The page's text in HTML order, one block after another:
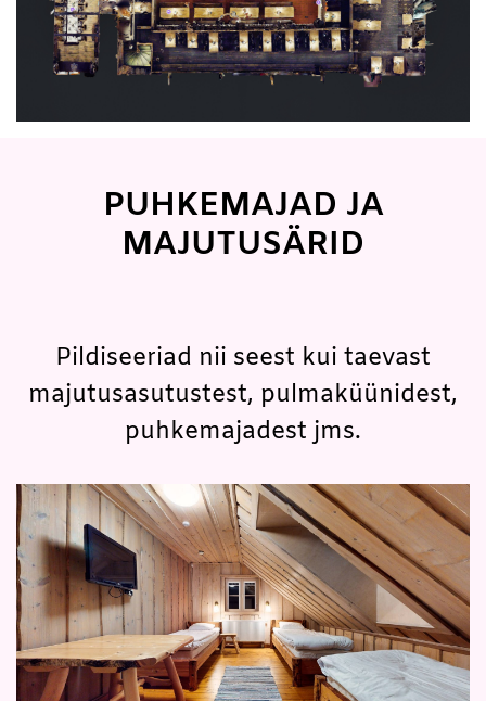
PUHKEMAJAD JA
MAJUTUSÄRID
Pildiseeriad nii seest kui taevast
majutusasutustest, pulmaküünidest,
puhkemajadest jms.